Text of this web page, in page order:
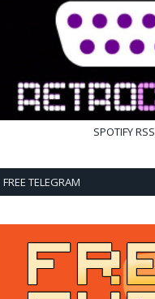
SPOTIFYRSS
FREE TELEGRAM